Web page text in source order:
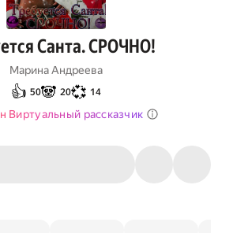
Санта. СРОЧНО!
Марина Андреева
👍 50🐼 20💞 14
Виртуальный рассказчик